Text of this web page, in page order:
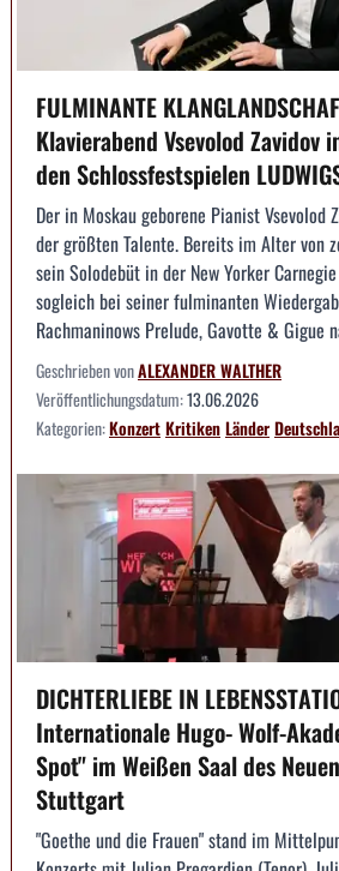
FULMINANTE
Klavierabend Vsevolod Zavidov
den Schlossfestspielen
Der in Moskau geborene Pianist Vsevolod
der größten Talente. Bereits im Alter von
sein Solodebüt in der New Yorker
sogleich bei seiner fulminanten
Rachmaninows Prelude, Gavotte & Gigue
Geschrieben vonALEXANDER WALTHER
Veröffentlichungsdatum:13.06.2026
Kategorien:KonzertKritikenLänder
DICHTERLIEBE IN
Internationale Hugo- Wolf-
Spot" im Weißen Saal des
Stuttgart
"Goethe und die Frauen" stand im